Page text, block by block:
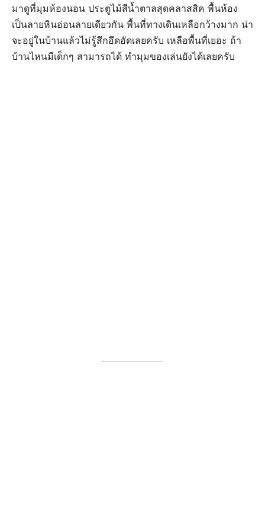
มาดูที่มุมห้องนอน ประตูไม้สีน้ำตาลสุดคลาสสิค พื้นห้อง
เป็นลายหินอ่อนลายเดียวกัน พื้นที่ทางเดินเหลือกว้างมาก น่า
จะอยู่ในบ้านแล้วไม่รู้สึกอึดอัดเลยครับ เหลือพื้นที่เยอะ ถ้า
บ้านไหนมีเด็กๆ สามารถได้ ทำมุมของเล่นยังได้เลยครับ